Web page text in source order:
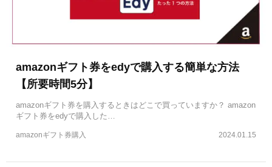
amazonギフト券をedyで購入する簡単な方法
【所要時間5分】
amazonギフト券を購入するときはどこで買っていますか？ amazon
ギフト券をedyで購入した…
2024.01.15
amazonギフト券購入